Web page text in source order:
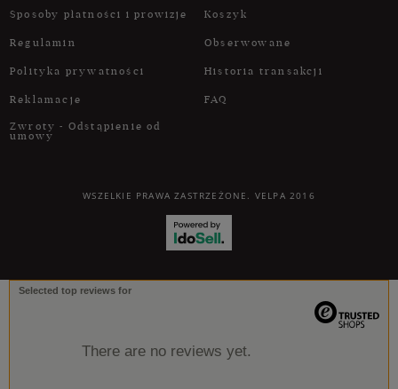
Sposoby płatności i prowizje
Regulamin
Polityka prywatności
Reklamacje
Zwroty - Odstąpienie od
umowy
Koszyk
Obserwowane
Historia transakcji
FAQ
WSZELKIE PRAWA ZASTRZEŻONE. VELPA 2016
Selected top reviews for
There are no reviews yet.